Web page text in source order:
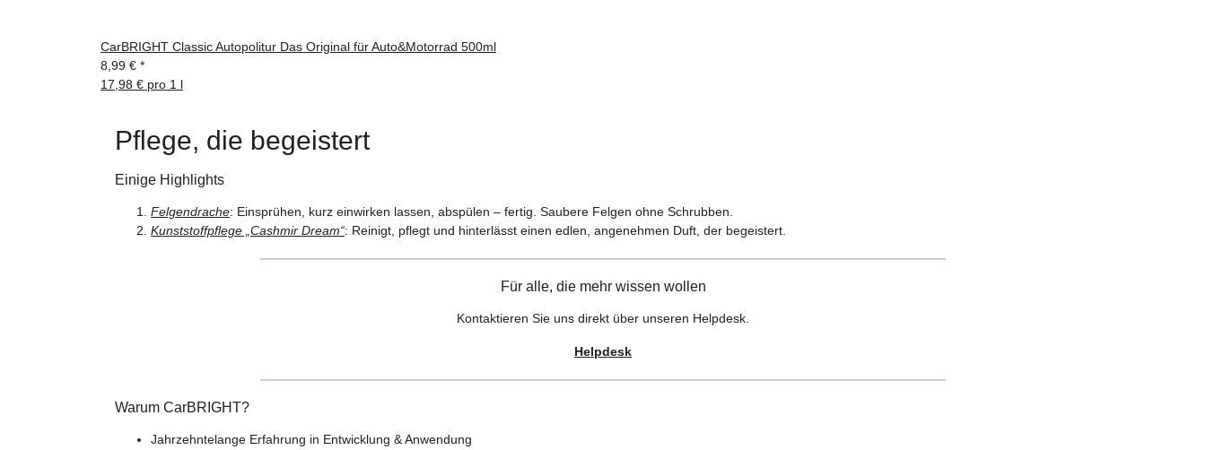
CarBRIGHT Classic Autopolitur Das Original für Auto&Motorrad 500ml
8,99 € *
17,98 € pro 1 l
Pflege, die begeistert
Einige Highlights
Felgendrache: Einsprühen, kurz einwirken lassen, abspülen – fertig. Saubere Felgen ohne Schrubben.
Kunststoffpflege „Cashmir Dream“: Reinigt, pflegt und hinterlässt einen edlen, angenehmen Duft, der begeistert.
Für alle, die mehr wissen wollen
Kontaktieren Sie uns direkt über unseren Helpdesk.
Helpdesk
Warum CarBRIGHT?
Jahrzehntelange Erfahrung in Entwicklung & Anwendung